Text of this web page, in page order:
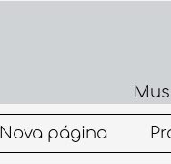
Nova página